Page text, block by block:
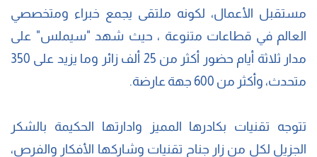
مستقبل الأعمال، لكونه ملتقى يجمع خبراء ومتخصصي
العالم في قطاعات متنوعة ، حيث شهد "سيملس" على
مدار ثلاثة أيام حضور أكثر من 25 ألف زائر وما يزيد على 350
متحدث، وأكثر من 600 جهة عارضة.
تتوجه تقنيات بكادرها المميز وادارتها الحكيمة بالشكر
الجزيل لكل من زار جناح تقنيات وشاركها الأفكار والفرص،